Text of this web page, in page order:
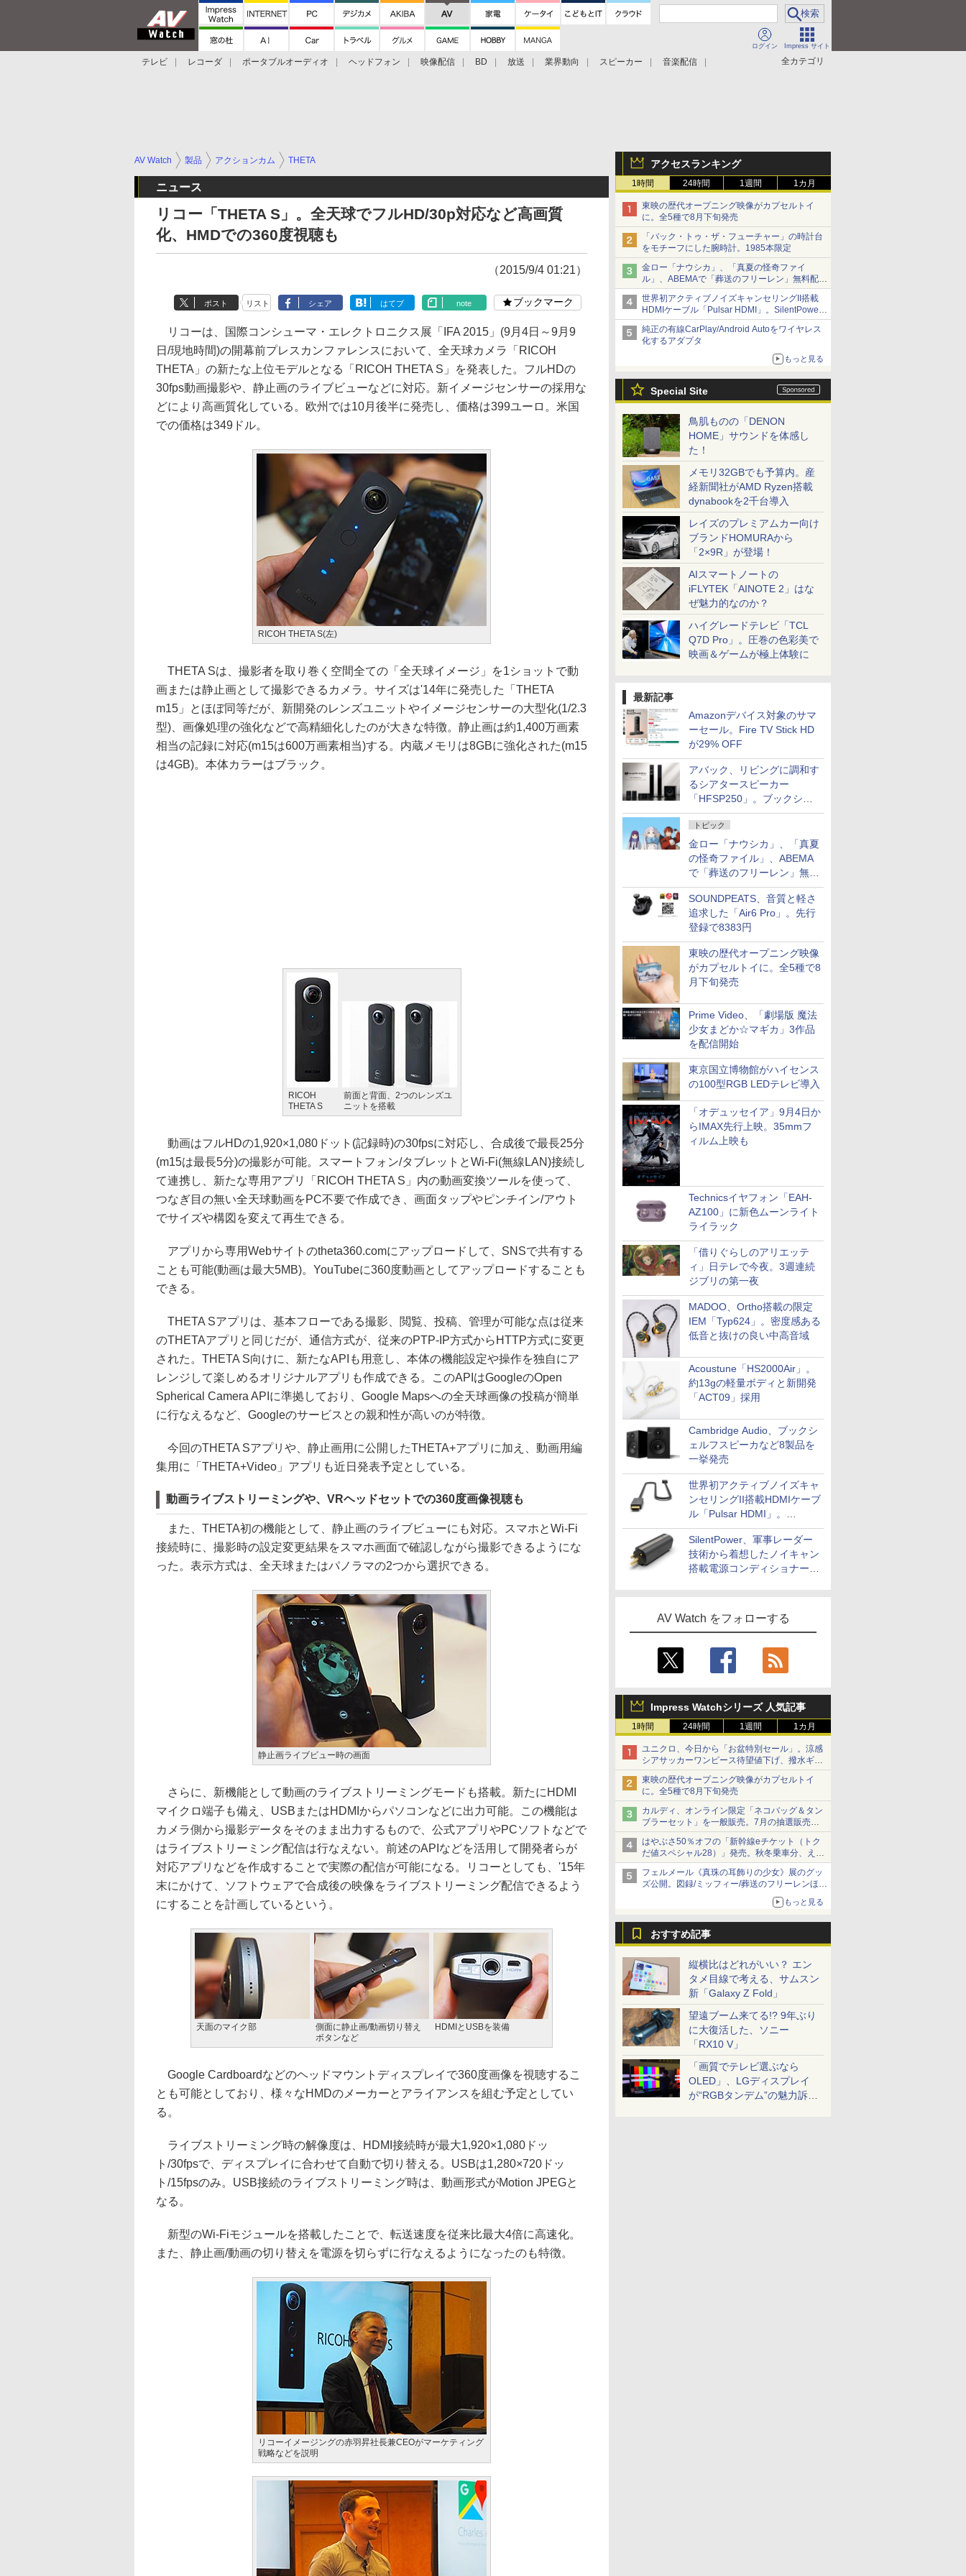
ログイン Impress サイト
全カテゴリ
テレビ レコーダ ポータブルオーディオ ヘッドフォン 映像配信 BD 放送 業界動向 スピーカー
音楽配信
アクセスランキング
1時間 24時間 1週間 1カ月
東映の歴代オープニング映像がカプセルトイ
に。全5種で8月下旬発売
「バック・トゥ・ザ・フューチャー」の時計台
をモチーフにした腕時計。1985本限定
金ロー「ナウシカ」、「真夏の怪奇ファイ
ル」、ABEMAで「葬送のフリーレン」無料配信
など。夏の特番・配信情報
世界初アクティブノイズキャンセリングII搭載
HDMIケーブル「Pulsar HDMI」。SilentPower
から
純正の有線CarPlay/Android Autoをワイヤレス
化するアダプタ
もっと見る
Special Site
鳥肌ものの「DENON
HOME」サウンドを体感し
た！
メモリ32GBでも予算内。産
経新聞社がAMD Ryzen搭載
dynabookを2千台導入
レイズのプレミアムカー向け
ブランドHOMURAから
「2×9R」が登場！
AIスマートノートの
iFLYTEK「AINOTE 2」はな
ぜ魅力的なのか？
ハイグレードテレビ「TCL
Q7D Pro」。圧巻の色彩美で
映画＆ゲームが極上体験に
最新記事
Amazonデバイス対象のサマ
ーセール。Fire TV Stick HD
が29% OFF
アバック、リビングに調和す
るシアタースピーカー
「HFSP250」。ブックシェ
ルフはペア3万円以下
トピック
金ロー「ナウシカ」、「真夏
の怪奇ファイル」、ABEMA
で「葬送のフリーレン」無料
配信など。夏の特番・配信情
報
SOUNDPEATS、音質と軽さ
追求した「Air6 Pro」。先行
登録で8383円
東映の歴代オープニング映像
がカプセルトイに。全5種で8
月下旬発売
Prime Video、「劇場版 魔法
少女まどか☆マギカ」3作品
を配信開始
東京国立博物館がハイセンス
の100型RGB LEDテレビ導入
「オデュッセイア」9月4日か
らIMAX先行上映。35mmフ
ィルム上映も
Technicsイヤフォン「EAH-
AZ100」に新色ムーンライト
ライラック
「借りぐらしのアリエッテ
ィ」日テレで今夜。3週連続
ジブリの第一夜
MADOO、Ortho搭載の限定
IEM「Typ624」。密度感ある
低音と抜けの良い中高音域
Acoustune「HS2000Air」。
約13gの軽量ボディと新開発
「ACT09」採用
Cambridge Audio、ブックシ
ェルフスピーカなど8製品を
一挙発売
世界初アクティブノイズキャ
ンセリングII搭載HDMIケーブ
ル「Pulsar HDMI」。
SilentPowerから
SilentPower、軍事レーダー
技術から着想したノイキャン
搭載電源コンディショナー
AV Watch をフォローする
Impress Watchシリーズ 人気記事
1時間 24時間 1週間 1カ月
ユニクロ、今日から「お盆特別セール」。涼感
シアサッカーワンピース待望値下げ、撥水ギア
ショーツは1990円に
東映の歴代オープニング映像がカプセルトイ
に。全5種で8月下旬発売
カルディ、オンライン限定「ネコバッグ＆タン
ブラーセット」を一般販売。7月の抽選販売の
当選無効分
はやぶさ50％オフの「新幹線eチケット（トク
だ値スペシャル28）」発売。秋冬乗車分、えき
ねっと限定
フェルメール《真珠の耳飾りの少女》展のグッ
ズ公開。図録/ミッフィー/葬送のフリーレンほ
もっと見る
おすすめ記事
縦横比はどれがいい？ エン
タメ目線で考える、サムスン
新「Galaxy Z Fold」
望遠ブーム来てる!? 9年ぶり
に大復活した、ソニー
「RX10 V」
「画質でテレビ選ぶなら
OLED」、LGディスプレイ
が“RGBタンデム”の魅力訴
AV Watch 製品 アクションカム THETA
ニュース
リコー「THETA S」。全天球でフルHD/30p対応など高画質
化、HMDでの360度視聴も
（2015/9/4 01:21）
ポスト リスト シェア はてブ note ブックマーク
リコーは、国際コンシューマ・エレクトロニクス展「IFA 2015」(9月4日～9月9
日/現地時間)の開幕前プレスカンファレンスにおいて、全天球カメラ「RICOH
THETA」の新たな上位モデルとなる「RICOH THETA S」を発表した。フルHDの
30fps動画撮影や、静止画のライブビューなどに対応。新イメージセンサーの採用な
どにより高画質化している。欧州では10月後半に発売し、価格は399ユーロ。米国
での価格は349ドル。
RICOH THETA S(左)
THETA Sは、撮影者を取り巻く空間全ての「全天球イメージ」を1ショットで動
画または静止画として撮影できるカメラ。サイズは'14年に発売した「THETA
m15」とほぼ同等だが、新開発のレンズユニットやイメージセンサーの大型化(1/2.3
型)、画像処理の強化などで高精細化したのが大きな特徴。静止画は約1,400万画素
相当の記録に対応(m15は600万画素相当)する。内蔵メモリは8GBに強化された(m15
は4GB)。本体カラーはブラック。
RICOH
THETA S
前面と背面、2つのレンズユ
ニットを搭載
動画はフルHDの1,920×1,080ドット(記録時)の30fpsに対応し、合成後で最長25分
(m15は最長5分)の撮影が可能。スマートフォン/タブレットとWi-Fi(無線LAN)接続し
て連携し、新たな専用アプリ「RICOH THETA S」内の動画変換ツールを使って、
つなぎ目の無い全天球動画をPC不要で作成でき、画面タップやピンチイン/アウト
でサイズや構図を変えて再生できる。
アプリから専用Webサイトのtheta360.comにアップロードして、SNSで共有する
ことも可能(動画は最大5MB)。YouTubeに360度動画としてアップロードすることも
できる。
THETA Sアプリは、基本フローである撮影、閲覧、投稿、管理が可能な点は従来
のTHETAアプリと同じだが、通信方式が、従来のPTP-IP方式からHTTP方式に変更
された。THETA S向けに、新たなAPIも用意し、本体の機能設定や操作を独自にア
レンジして楽しめるオリジナルアプリも作成できる。このAPIはGoogleのOpen
Spherical Camera APIに準拠しており、Google Mapsへの全天球画像の投稿が簡単
に行なえるなど、Googleのサービスとの親和性が高いのが特徴。
今回のTHETA Sアプリや、静止画用に公開したTHETA+アプリに加え、動画用編
集用に「THETA+Video」アプリも近日発表予定としている。
動画ライブストリーミングや、VRヘッドセットでの360度画像視聴も
また、THETA初の機能として、静止画のライブビューにも対応。スマホとWi-Fi
接続時に、撮影時の設定変更結果をスマホ画面で確認しながら撮影できるようにな
った。表示方式は、全天球またはパノラマの2つから選択できる。
静止画ライブビュー時の画面
さらに、新機能として動画のライブストリーミングモードも搭載。新たにHDMI
マイクロ端子も備え、USBまたはHDMIからパソコンなどに出力可能。この機能は
カメラ側から撮影データをそのまま出力するもので、公式アプリやPCソフトなどで
はライブストリーミング配信は行なえない。前述のAPIなどを活用して開発者らが
対応アプリなどを作成することで実際の配信が可能になる。リコーとしても、'15年
末にかけて、ソフトウェアで合成後の映像をライブストリーミング配信できるよう
にすることを計画しているという。
天面のマイク部
側面に静止画/動画切り替え
ボタンなど
HDMIとUSBを装備
Google Cardboardなどのヘッドマウントディスプレイで360度画像を視聴するこ
とも可能としており、様々なHMDのメーカーとアライアンスを組む予定としてい
る。
ライブストリーミング時の解像度は、HDMI接続時が最大1,920×1,080ドッ
ト/30fpsで、ディスプレイに合わせて自動で切り替える。USBは1,280×720ドッ
ト/15fpsのみ。USB接続のライブストリーミング時は、動画形式がMotion JPEGと
なる。
新型のWi-Fiモジュールを搭載したことで、転送速度を従来比最大4倍に高速化。
また、静止画/動画の切り替えを電源を切らずに行なえるようになったのも特徴。
リコーイメージングの赤羽昇社長兼CEOがマーケティング
戦略などを説明